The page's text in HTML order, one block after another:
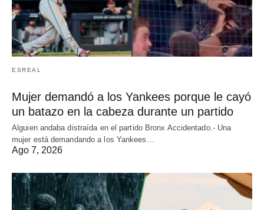
ESREAL
Mujer demandó a los Yankees porque le cayó
un batazo en la cabeza durante un partido
Alguien andaba distraída en el partido Bronx Accidentado.- Una
mujer está demandando a los Yankees…
Ago 7, 2026